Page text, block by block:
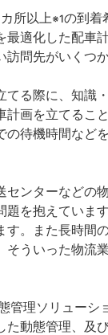
所以上※1の到着
最適化した配車
問先がいくつ
る際に、知識
計画を立てるこ
の待機時間など
ンターなどの
を抱えていま
す。また長時間
そういった物流
管理ソリューシ
た動態管理、及